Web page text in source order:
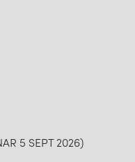
5 SEPT 2026)